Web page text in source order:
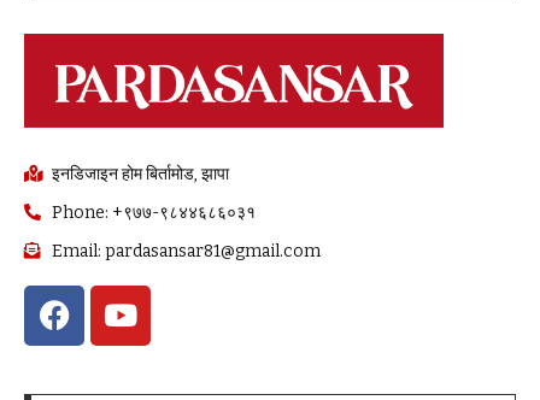
इनडिजाइन होम बिर्तामोड, झापा
Phone: +९७७-९८४४६८६०३१
Email: pardasansar81@gmail.com